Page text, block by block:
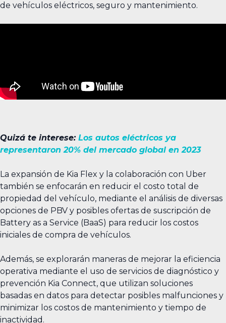
de vehículos eléctricos, seguro y mantenimiento.
Quizá te interese: Los autos eléctricos ya
representaron 20% del mercado global en 2023
La expansión de Kia Flex y la colaboración con Uber
también se enfocarán en reducir el costo total de
propiedad del vehículo, mediante el análisis de diversas
opciones de PBV y posibles ofertas de suscripción de
Battery as a Service (BaaS) para reducir los costos
iniciales de compra de vehículos.
Además, se explorarán maneras de mejorar la eficiencia
operativa mediante el uso de servicios de diagnóstico y
prevención Kia Connect, que utilizan soluciones
basadas en datos para detectar posibles malfunciones y
minimizar los costos de mantenimiento y tiempo de
inactividad.